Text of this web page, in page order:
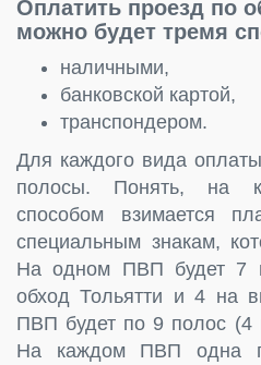
Оплатить проезд по
можно будет тремя
наличными,
банковской картой,
транспондером.
Для каждого вида
полосы. Понять, на
способом взимается
специальным знакам,
На одном ПВП будет 7
обход Тольятти и 4 на
ПВП будет по 9 полос (4
На каждом ПВП одна